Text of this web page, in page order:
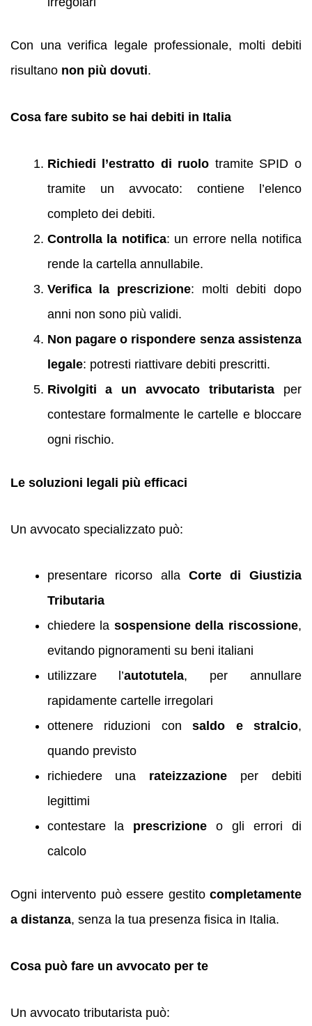
Con una verifica legale professionale, molti debiti
risultano non più dovuti.
Cosa fare subito se hai debiti in Italia
Richiedi l’estratto di ruolo tramite SPID o
tramite un avvocato: contiene l’elenco
completo dei debiti.
Controlla la notifica: un errore nella notifica
rende la cartella annullabile.
Verifica la prescrizione: molti debiti dopo
anni non sono più validi.
Non pagare o rispondere senza assistenza
legale: potresti riattivare debiti prescritti.
Rivolgiti a un avvocato tributarista per
contestare formalmente le cartelle e bloccare
ogni rischio.
Le soluzioni legali più efficaci
Un avvocato specializzato può:
presentare ricorso allaCorte di Giustizia
Tributaria
chiedere la sospensione della riscossione,
evitando pignoramenti su beni italiani
utilizzare l’autotutela, per annullare
rapidamente cartelle irregolari
ottenere riduzioni consaldo e stralcio,
quando previsto
richiedere una rateizzazione per debiti
legittimi
contestare la prescrizione o gli errori di
calcolo
Ogni intervento può essere gestito completamente
a distanza, senza la tua presenza fisica in Italia.
Cosa può fare un avvocato per te
Un avvocato tributarista può: